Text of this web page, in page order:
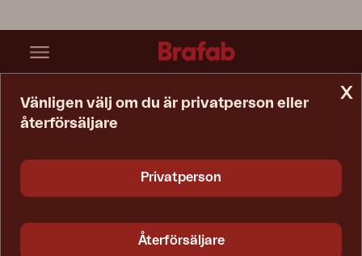
x
Vänligen välj om du är privatperson eller
återförsäljare
Privatperson
Återförsäljare